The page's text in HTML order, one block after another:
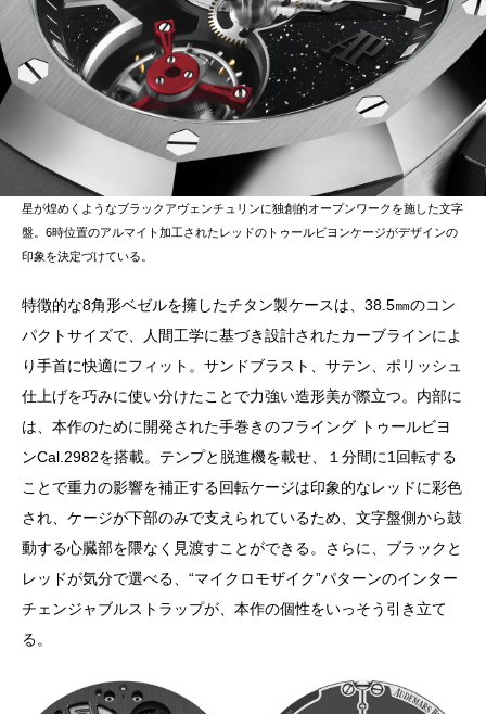
星が煌めくようなブラックアヴェンチュリンに独創的オープンワークを施した文字
盤。6時位置のアルマイト加工されたレッドのトゥールビヨンケージがデザインの
印象を決定づけている。
特徴的な8角形ベゼルを擁したチタン製ケースは、38.5㎜のコン
パクトサイズで、人間工学に基づき設計されたカーブラインによ
り手首に快適にフィット。サンドブラスト、サテン、ポリッシュ
仕上げを巧みに使い分けたことで力強い造形美が際立つ。内部に
は、本作のために開発された手巻きのフライング トゥールビヨ
ンCal.2982を搭載。テンプと脱進機を載せ、１分間に1回転する
ことで重力の影響を補正する回転ケージは印象的なレッドに彩色
され、ケージが下部のみで支えられているため、文字盤側から鼓
動する心臓部を隈なく見渡すことができる。さらに、ブラックと
レッドが気分で選べる、“マイクロモザイク”パターンのインター
チェンジャブルストラップが、本作の個性をいっそう引き立て
る。